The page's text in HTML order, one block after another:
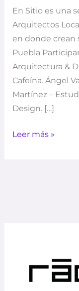
En Sitio es una
Arquitectos
en donde crean
Puebla
Arquitectura &
Cafeína. Ángel
Martínez –
Design. […]
Leer más »